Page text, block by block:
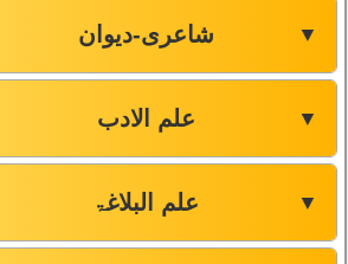
شاعری-دیوان ▼
علم الادب ▼
علم البلاغۃ ▼